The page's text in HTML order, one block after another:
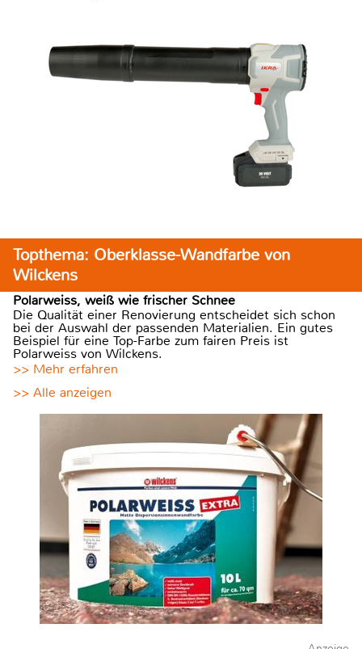
Topthema: Oberklasse-Wandfarbe von
Wilckens
Polarweiss, weiß wie frischer Schnee
Die Qualität einer Renovierung entscheidet sich schon
bei der Auswahl der passenden Materialien. Ein gutes
Beispiel für eine Top-Farbe zum fairen Preis ist
Polarweiss von Wilckens.
>> Mehr erfahren
>> Alle anzeigen